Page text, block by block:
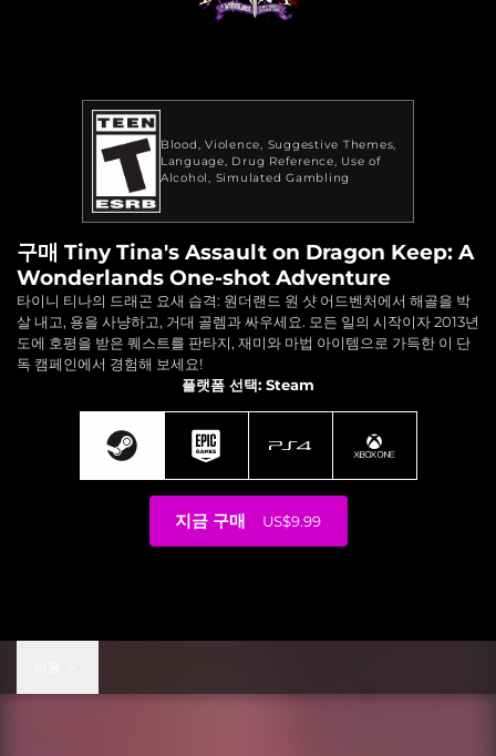
Blood Violence Suggestive Themes
Language
Drug Reference
Use of
Alcohol Simulated Gambling
구매 Tiny Tina's Assault on Dragon Keep: A
Wonderlands One-shot Adventure
타이니 티나의 드래곤 요새 습격: 원더랜드 원 샷 어드벤처에서 해골을 박
살 내고, 용을 사냥하고, 거대 골렘과 싸우세요. 모든 일의 시작이자 2013년
도에 호평을 받은 퀘스트를 판타지, 재미와 마법 아이템으로 가득한 이 단
독 캠페인에서 경험해 보세요!
플랫폼 선택: Steam
지금 구매 US$9.99